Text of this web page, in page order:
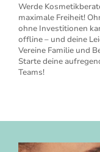
Werde
maximale Freiheit!
ohne Investitionen
offline – und deine
Vereine Familie und
Starte deine
Teams!